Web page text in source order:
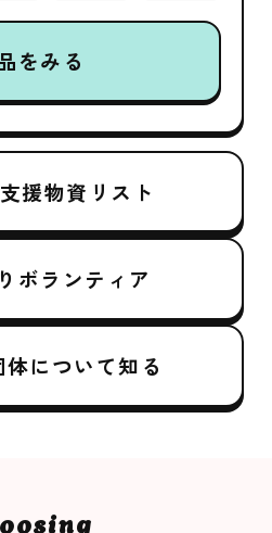
をみる
支援物資リスト
ボランティア
について知る